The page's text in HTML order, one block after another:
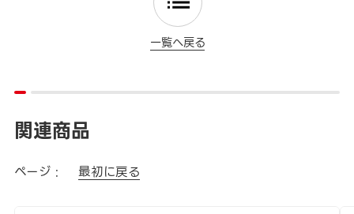
一覧へ戻る
関連商品
ページ : 最初に戻る